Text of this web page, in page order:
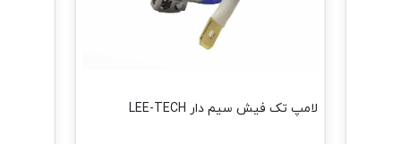
لامپ تک فیش سیم دار LEE-TECH